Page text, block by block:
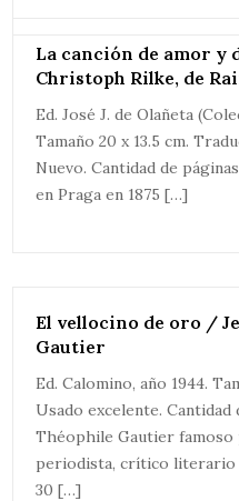
La canción de amor y
Christoph Rilke, de
Ed. José J. de Olañeta
Tamaño 20 x 13.5 cm.
Nuevo. Cantidad de
en Praga en 1875 […]
El vellocino de oro /
Gautier
Ed. Calomino, año 1944.
Usado excelente. Cantidad
Théophile Gautier famoso
periodista, crítico literario
30 […]